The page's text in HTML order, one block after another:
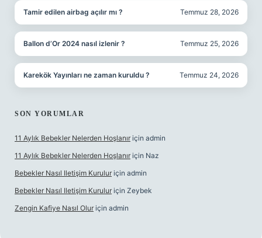
Tamir edilen airbag açılır mı ? Temmuz 28, 2026
Ballon d’Or 2024 nasıl izlenir ? Temmuz 25, 2026
Karekök Yayınları ne zaman kuruldu ? Temmuz 24, 2026
SON YORUMLAR
11 Aylık Bebekler Nelerden Hoşlanır için admin
11 Aylık Bebekler Nelerden Hoşlanır için Naz
Bebekler Nasıl Iletişim Kurulur için admin
Bebekler Nasıl Iletişim Kurulur için Zeybek
Zengin Kafiye Nasıl Olur için admin